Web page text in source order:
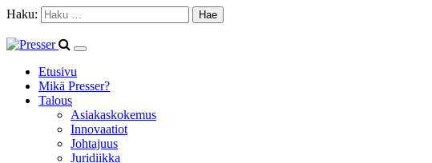
Haku:
Etusivu
Mikä Presser?
Talous
Asiakaskokemus
Innovaatiot
Johtajuus
Juridiikka